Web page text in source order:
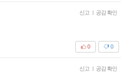
신고 | 공감 확인
0
0
신고 | 공감 확인